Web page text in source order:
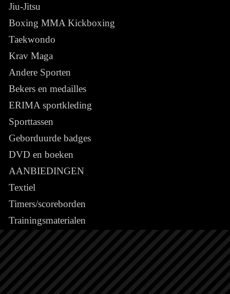
Jiu-Jitsu
Boxing MMA Kickboxing
Taekwondo
Krav Maga
Andere Sporten
Bekers en medailles
ERIMA sportkleding
Sporttassen
Geborduurde badges
DVD en boeken
AANBIEDINGEN
Textiel
Timers/scoreborden
Trainingsmaterialen